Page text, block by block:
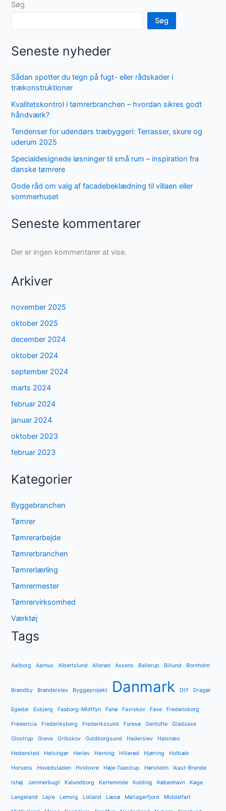
Søg
Søg
Seneste nyheder
Sådan spotter du tegn på fugt- eller rådskader i
trækonstruktioner
Kvalitetskontrol i tømrerbranchen – hvordan sikres godt
håndværk?
Tendenser for udendørs træbyggeri: Terrasser, skure og
uderum 2025
Specialdesignede løsninger til små rum – inspiration fra
danske tømrere
Gode råd om valg af facadebeklædning til villaen eller
sommerhuset
Seneste kommentarer
Der er ingen kommentarer at vise.
Arkiver
november 2025
oktober 2025
december 2024
oktober 2024
september 2024
marts 2024
februar 2024
januar 2024
oktober 2023
februar 2023
Kategorier
Byggebranchen
Tømrer
Tømrerarbejde
Tømrerbranchen
Tømrerlærling
Tømrermester
Tømrervirksomhed
Værktøj
Tags
Aalborg Aarhus Albertslund Allerød Assens Ballerup Billund Bornholm
Brøndby Brønderslev Byggeprojekt Danmark DIY Dragør
Egedal Esbjerg Faaborg-Midtfyn Fanø Favrskov Faxe Fredensborg
Fredericia Frederiksberg Frederikssund Furesø Gentofte Gladsaxe
Glostrup Greve Gribskov Guldborgsund Haderslev Halsnæs
Hedensted Helsingør Herlev Herning Hillerød Hjørring Holbæk
Horsens Hovedstaden Hvidovre Høje-Taastrup Hørsholm Ikast-Brande
Ishøj Jammerbugt Kalundborg Kerteminde Kolding København Køge
Langeland Lejre Lemvig Lolland Læsø Mariagerfjord Middelfart